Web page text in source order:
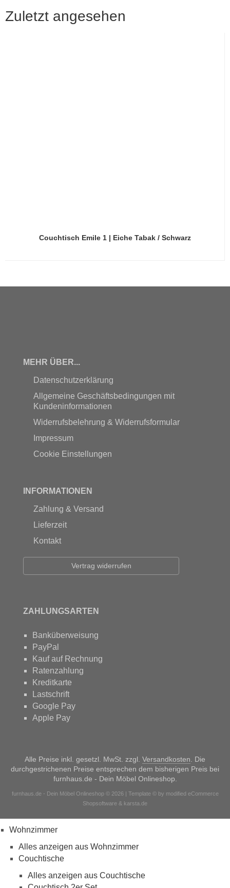
Zuletzt angesehen
Couchtisch Emile 1 | Eiche Tabak / Schwarz
MEHR ÜBER...
Datenschutzerklärung
Allgemeine Geschäftsbedingungen mit
Kundeninformationen
Widerrufsbelehrung & Widerrufsformular
Impressum
Cookie Einstellungen
INFORMATIONEN
Zahlung & Versand
Lieferzeit
Kontakt
Vertrag widerrufen
ZAHLUNGSARTEN
Banküberweisung
PayPal
Kauf auf Rechnung
Ratenzahlung
Kreditkarte
Lastschrift
Google Pay
Apple Pay
Alle Preise inkl. gesetzl. MwSt. zzgl. Versandkosten. Die
durchgestrichenen Preise entsprechen dem bisherigen Preis bei
furnhaus.de - Dein Möbel Onlineshop.
furnhaus.de - Dein Möbel Onlineshop © 2026 | Template © by modified eCommerce
Shopsoftware & karsta.de
Wohnzimmer
Alles anzeigen aus Wohnzimmer
Couchtische
Alles anzeigen aus Couchtische